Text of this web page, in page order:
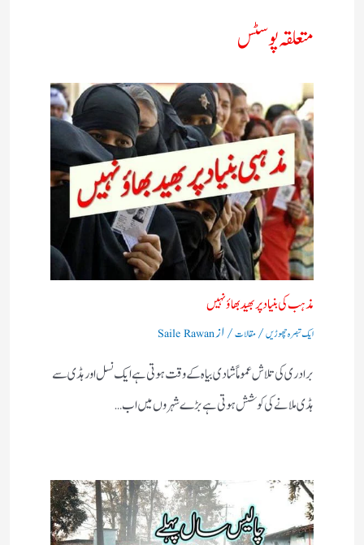
متعلقہ پوسٹس
مذہب کی بنیاد پر بھید بھاؤ نہیں​
ایک تبصرہ چھوڑیں/مقالات/ ازSaile Rawan
برادری کی تلاش عموماً شادی بیاہ کے وقت ہوتی ہے ایک نسل اور ہڈی سے
ہڈی ملانے کی کوشش ہوتی ہے بڑے شہروں میں اب…